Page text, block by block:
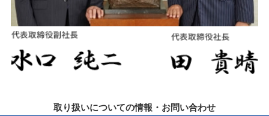
取り扱いについての情報・お問い合わせ